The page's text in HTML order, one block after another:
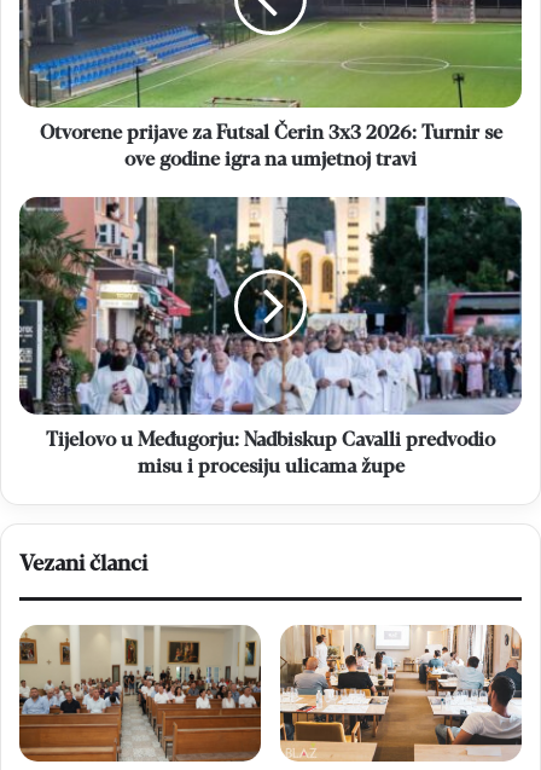
3x3
2026:
Turnir
se
ove
na
umjetnoj
travi
Otvorene prijave za Futsal Čerin 3x3 2026: Turnir se
ove godine igra na umjetnoj travi
Tijelovo
u
Međugorju:
Nadbiskup
Cavalli
predvodio
misu
i
procesiju
ulicama
Tijelovo u Međugorju: Nadbiskup Cavalli predvodio
misu i procesiju ulicama župe
Vezani članci